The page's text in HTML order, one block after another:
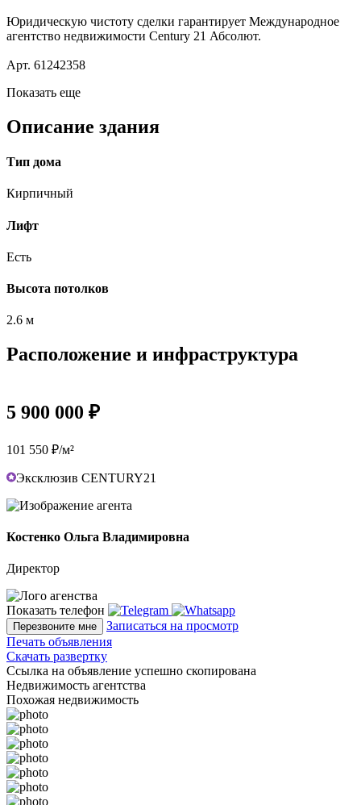
Юридическую чистоту сделки гарантирует Международное
агентство недвижимости Century 21 Абсолют.
Арт. 61242358
Показать еще
Описание здания
Тип дома
Кирпичный
Лифт
Есть
Высота потолков
2.6 м
Расположение и инфраструктура
5 900 000 ₽
101 550 ₽/м²
Эксклюзив CENTURY21
Костенко Ольга Владимировна
Директор
Показать телефон
Перезвоните мне
Записаться на просмотр
Печать объявления
Скачать развертку
Ссылка на объявление успешно скопирована
Недвижимость агентства
Похожая недвижимость